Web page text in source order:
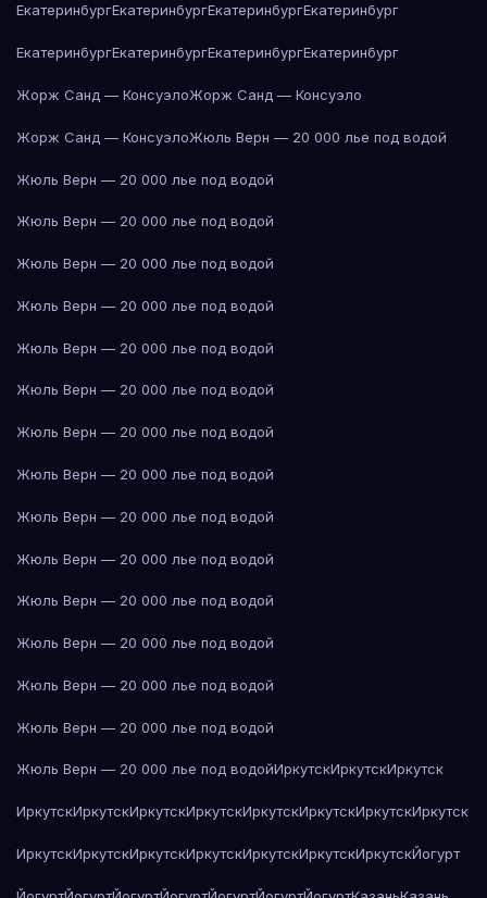
ЕкатеринбургЕкатеринбургЕкатеринбургЕкатеринбург
ЕкатеринбургЕкатеринбургЕкатеринбургЕкатеринбург
Жорж Санд — КонсуэлоЖорж Санд — Консуэло
Жорж Санд — КонсуэлоЖюль Верн — 20 000 лье под водой
Жюль Верн — 20 000 лье под водой
Жюль Верн — 20 000 лье под водой
Жюль Верн — 20 000 лье под водой
Жюль Верн — 20 000 лье под водой
Жюль Верн — 20 000 лье под водой
Жюль Верн — 20 000 лье под водой
Жюль Верн — 20 000 лье под водой
Жюль Верн — 20 000 лье под водой
Жюль Верн — 20 000 лье под водой
Жюль Верн — 20 000 лье под водой
Жюль Верн — 20 000 лье под водой
Жюль Верн — 20 000 лье под водой
Жюль Верн — 20 000 лье под водой
Жюль Верн — 20 000 лье под водой
Жюль Верн — 20 000 лье под водойИркутскИркутскИркутск
ИркутскИркутскИркутскИркутскИркутскИркутскИркутскИркутск
ИркутскИркутскИркутскИркутскИркутскИркутскИркутскЙогурт